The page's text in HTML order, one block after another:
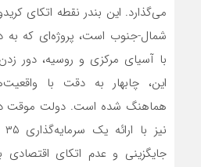
می‌گذارد. این بندر نقطه اتکای
شمال-جنوب است، پروژه‌ای که به
با آسیای مرکزی و روسیه، دور
این، چابهار به دقت با
هماهنگ شده است. دولت موقت در
جایگزینی و عدم اتکای اقتصادی